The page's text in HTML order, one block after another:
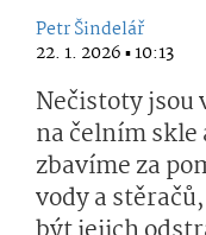
Petr Šindelář
22. 1. 2026 ▪ 10:13
Nečistoty
na čelním skle
zbavíme za
vody a